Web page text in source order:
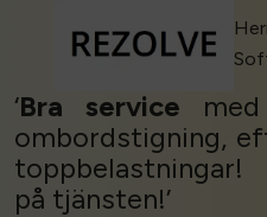
‘Bra service med
ombordstigning,
toppbelastningar!
på tjänsten!’